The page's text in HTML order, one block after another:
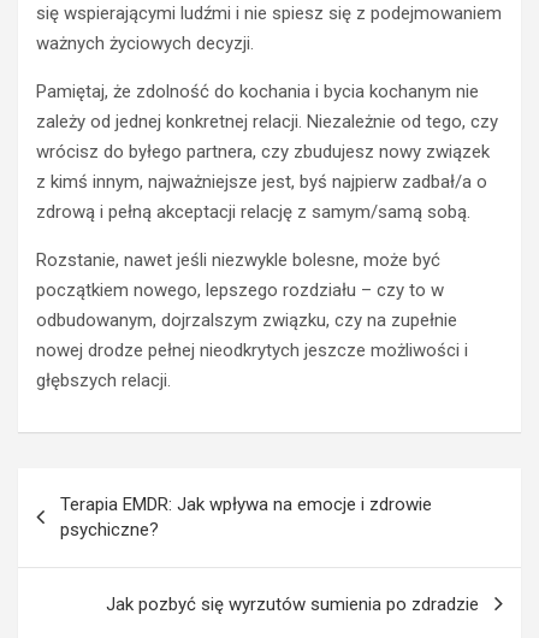
się wspierającymi ludźmi i nie spiesz się z podejmowaniem
ważnych życiowych decyzji.
Pamiętaj, że zdolność do kochania i bycia kochanym nie
zależy od jednej konkretnej relacji. Niezależnie od tego, czy
wrócisz do byłego partnera, czy zbudujesz nowy związek
z kimś innym, najważniejsze jest, byś najpierw zadbał/a o
zdrową i pełną akceptacji relację z samym/samą sobą.
Rozstanie, nawet jeśli niezwykle bolesne, może być
początkiem nowego, lepszego rozdziału – czy to w
odbudowanym, dojrzalszym związku, czy na zupełnie
nowej drodze pełnej nieodkrytych jeszcze możliwości i
głębszych relacji.
wpisu
Terapia EMDR: Jak wpływa na emocje i zdrowie
psychiczne?
Jak pozbyć się wyrzutów sumienia po zdradzie
o
d
a
p
c
z
ą
k
u
c
EMOCJE
EMOCJE
ZWIĄZKU
KOMUNIKACJA
W ZWIĄZKU
ZWIĄZKI
G
e
s
y
h